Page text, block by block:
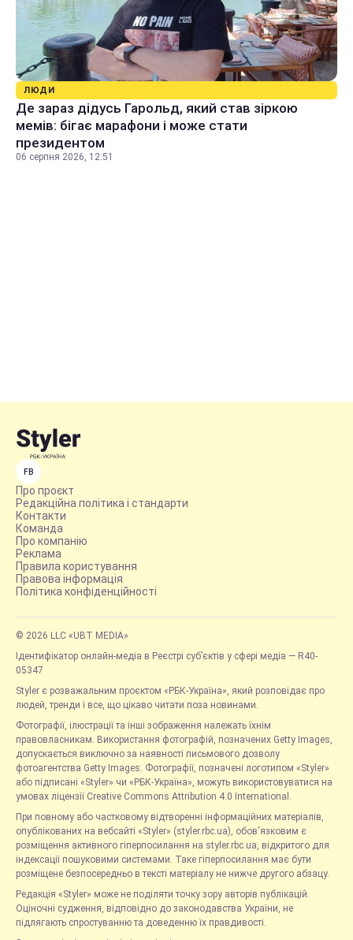
ЛЮДИ
Де зараз дідусь Гарольд, який став зіркою
мемів: бігає марафони і може стати
президентом
06 серпня 2026, 12:51
FB
Про проєкт
Редакційна політика і стандарти
Контакти
Команда
Про компанію
Реклама
Правила користування
Правова інформація
Політика конфіденційності
© 2026 LLC «UBT MEDIA»
Ідентифікатор онлайн-медіа в Реєстрі суб’єктів у сфері медіа — R40-
05347
Styler є розважальним проєктом «РБК-Україна», який розповідає про
людей, тренди і все, що цікаво читати поза новинами.
Фотографії, ілюстрації та інші зображення належать їхнім
правовласникам. Використання фотографій, позначених Getty Images,
допускається виключно за наявності письмового дозволу
фотоагентства Getty Images. Фотографії, позначені логотипом «Styler»
або підписані «Styler» чи «РБК-Україна», можуть використовуватися на
умовах ліцензії Creative Commons Attribution 4.0 International.
При повному або частковому відтворенні інформаційних матеріалів,
опублікованих на вебсайті «Styler» (styler.rbc.ua), обов'язковим є
розміщення активного гіперпосилання на styler.rbc.ua, відкритого для
індексації пошуковими системами. Таке гіперпосилання має бути
розміщене безпосередньо в тексті матеріалу не нижче другого абзацу.
Редакція «Styler» може не поділяти точку зору авторів публікацій.
Оціночні судження, відповідно до законодавства України, не
підлягають спростуванню та доведенню їх правдивості.